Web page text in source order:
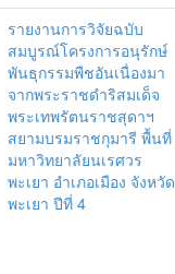
รายงานการวิจัยฉบับ
สมบูรณ์โครงการอนุรักษ์
พันธุกรรมพืชอันเนื่องมา
จากพระราชดำริสมเด็จ
พระเทพรัตนราชสุดาฯ
สยามบรมราชกุมารี พื้นที่
มหาวิทยาลัยนเรศวร
พะเยา อำเภอเมือง จังหวัด
พะเยา ปีที่ 4